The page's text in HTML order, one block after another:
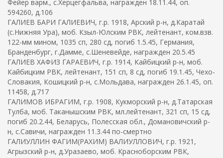
Фейер варм., с.Херцегфальва, награжден 18.11.44, оп.
594260, д.106
ГАЛИЕВ БАРИ ГАЛИЕВИЧ, г.р. 1918, Арский р-н, д.Каратай
(с.Нижняя Ура), моб. Кзыл-Юлским РВК, лейтенант, ком.взв.
122-мм мином, 1035 сп, 280 сд, погиб 1.5.45, Германия,
Бранденбург, г.Дамме, с.Шеневейде, награжден 20.5.45
ГАЛИЕВ ХАФИЗ ГАРАЕВИЧ, г.р. 1914, Кайбицкий р-н, моб.
Кайбицким РВК, лейтенант, 151 сп, 8 сд, погиб 19.1.45, Чехо-
Словакия, Кошицкий р-н, с.Мольдава, награжден 26.1.45, оп.
11458, д.717
ГАЛИМОВ ИБРАГИМ, г.р. 1908, Кукморский р-н, д.Татарская
Тулба, моб. Таканышским РВК, мл.лейтенант, 321 сп, 15 сд,
погиб 20.2.44, Беларусь, Полесская обл., Домановичский р-
н, с.Савичи, награжден 11.3.44 по-смертно
ГАЛИУЛЛИН ФАГИМ(РАХИМ) ВАЛИУЛЛОВИЧ, г.р. 1921,
Агрызский р-н, д.Уразаево, моб. Красноборским РВК,